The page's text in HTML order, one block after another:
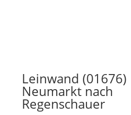
Leinwand (01676)
Neumarkt nach
Regenschauer